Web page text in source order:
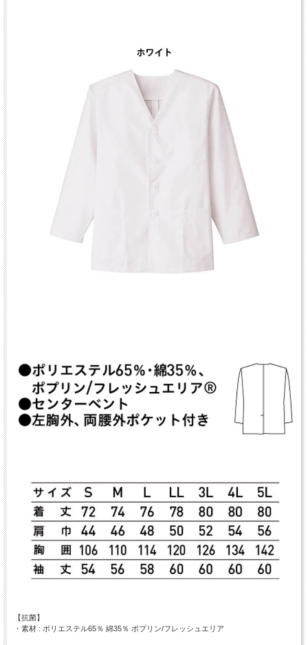
【抗菌】
・素材 : ポリエステル65％ 綿35％ ポプリン/フレッシュエリア